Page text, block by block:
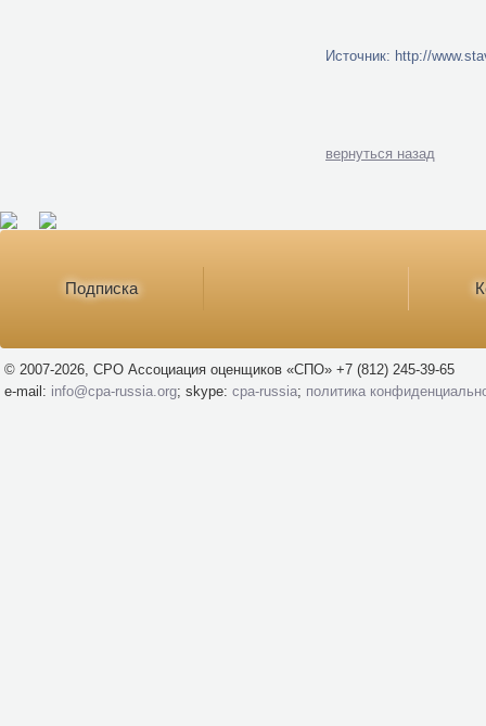
Источник: http://
вернуться назад
Подписка
© 2007-2026, СРО Ассоциация оценщиков «СПО» +7 (812) 245-39-65
e-mail: info@cpa-russia.org; skype: cpa-russia; политика